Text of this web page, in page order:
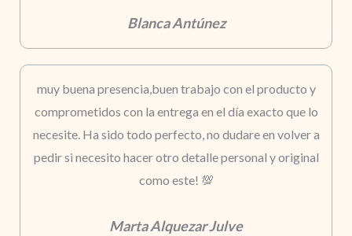
Blanca Antúnez
muy buena presencia,buen trabajo con el producto y
comprometidos con la entrega en el día exacto que lo
necesite. Ha sido todo perfecto, no dudare en volver a
pedir si necesito hacer otro detalle personal y original
como este! 💯
Marta Alquezar Julve